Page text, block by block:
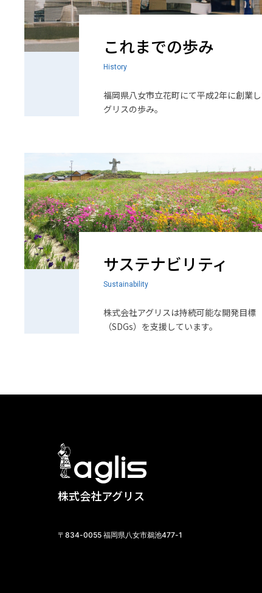
これまでの歩み
History
福岡県八女市立花町にて平成2年に創業
グリスの歩み。
サステナビリティ
Sustainability
株式会社アグリスは持続可能な開発目標
（SDGs）を支援しています。
株式会社アグリス
〒834-0055 福岡県八女市鵜池477-1